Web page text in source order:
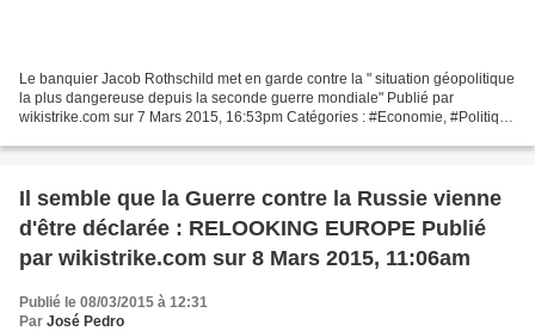
Le banquier Jacob Rothschild met en garde contre la " situation géopolitique
la plus dangereuse depuis la seconde guerre mondiale" Publié par
wikistrike.com sur 7 Mars 2015, 16:53pm Catégories : #Economie, #Politique
Il semble que la Guerre contre la Russie vienne
d'être déclarée : RELOOKING EUROPE Publié
par wikistrike.com sur 8 Mars 2015, 11:06am
Publié le 08/03/2015 à 12:31
Par José Pedro